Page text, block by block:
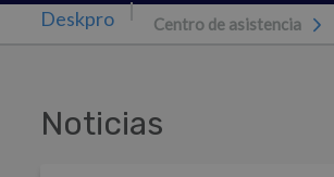
Centro de asistencia
Noticias